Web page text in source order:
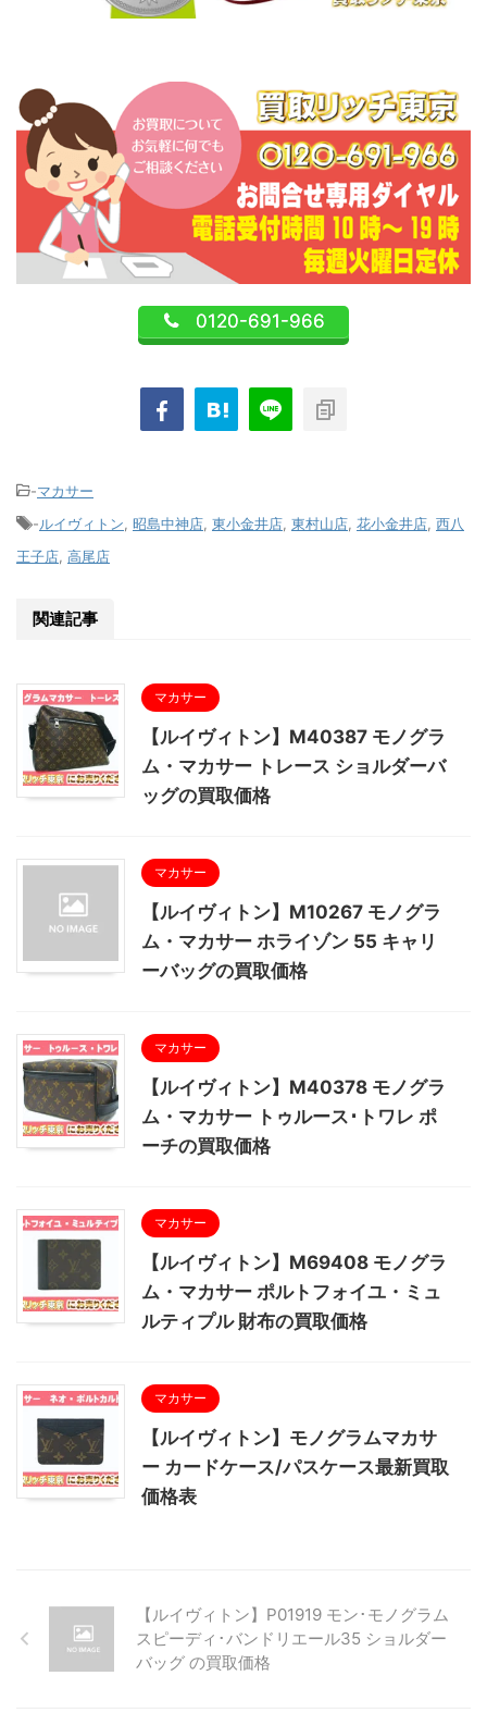
0120-691-966
-マカサー
-ルイヴィトン 昭島中神店 東小金井店 東村山店 花小金井店 西八
王子店 高尾店
関連記事
マカサー
【ルイヴィトン】M40387 モノグラ
ム・マカサー トレース ショルダーバ
ッグの買取価格
マカサー
【ルイヴィトン】M10267 モノグラ
ム・マカサー ホライゾン 55 キャリ
ーバッグの買取価格
マカサー
【ルイヴィトン】M40378 モノグラ
ム・マカサー トゥルース･トワレ ポ
ーチの買取価格
マカサー
【ルイヴィトン】M69408 モノグラ
ム・マカサー ポルトフォイユ・ミュ
ルティプル 財布の買取価格
マカサー
【ルイヴィトン】モノグラムマカサ
ー カードケース/パスケース最新買取
価格表
【ルイヴィトン】P01919 モン･モノグラム
スピーディ･バンドリエール35 ショルダー
バッグ の買取価格